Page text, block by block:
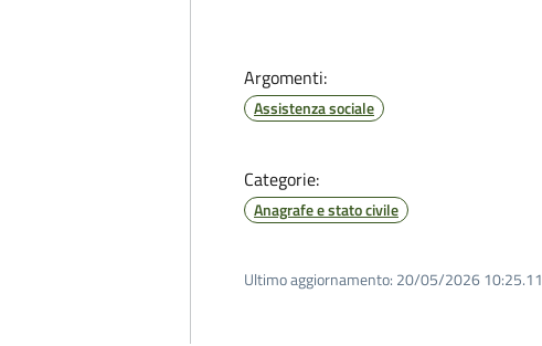
Argomenti:
Assistenza sociale
Categorie:
Anagrafe e stato civile
Ultimo aggiornamento: 20/05/2026 10:25.11